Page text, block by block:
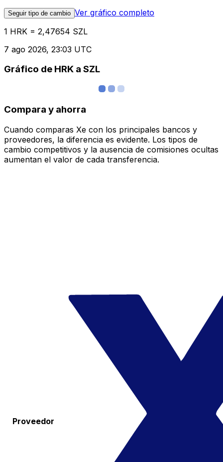
Seguir tipo de cambio Ver gráfico completo
1 HRK = 2,47654 SZL
7 ago 2026, 23:03 UTC
Gráfico de HRK a SZL
Compara y ahorra
Cuando comparas Xe con los principales bancos y
proveedores, la diferencia es evidente. Los tipos de
cambio competitivos y la ausencia de comisiones ocultas
aumentan el valor de cada transferencia.
Proveedor